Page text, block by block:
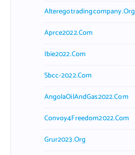
Alteregotradingcompany.org
Aprce2022.com
Ibie2022.com
Sbcc-2022.com
AngolaOilAndGas2022.com
Convoy4Freedom2022.com
Grur2023.org